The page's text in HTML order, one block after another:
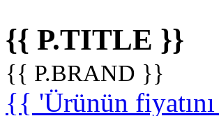
{{ P.TITLE }}
{{ P.BRAND }}
{{ 'Ürünün